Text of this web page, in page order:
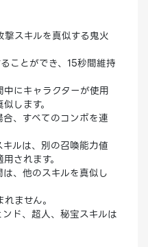
スキルを真似する鬼火
ことができ、15秒間維持
にキャラクターが使用
します。
、すべてのコンボを連
ルは、別の召喚能力値
されます。
、他のスキルを真似し
ません。
ド、超人、秘宝スキルは